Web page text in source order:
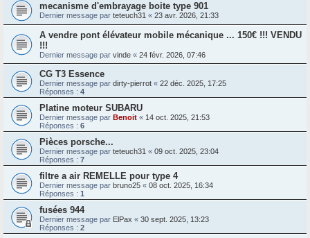
mecanisme d'embrayage boite type 901
Dernier message par teteuch31 « 23 avr. 2026, 21:33
A vendre pont élévateur mobile mécanique ... 150€ !!! VENDU
!!!
Dernier message par vinde « 24 févr. 2026, 07:46
CG T3 Essence
Dernier message par dirty-pierrot « 22 déc. 2025, 17:25
Réponses : 4
Platine moteur SUBARU
Dernier message par Benoit « 14 oct. 2025, 21:53
Réponses : 6
Pièces porsche...
Dernier message par teteuch31 « 09 oct. 2025, 23:04
Réponses : 7
filtre a air REMELLE pour type 4
Dernier message par bruno25 « 08 oct. 2025, 16:34
Réponses : 1
fusées 944
Dernier message par ElPax « 30 sept. 2025, 13:23
Réponses : 2